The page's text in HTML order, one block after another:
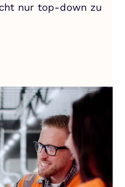
nur top-down zu